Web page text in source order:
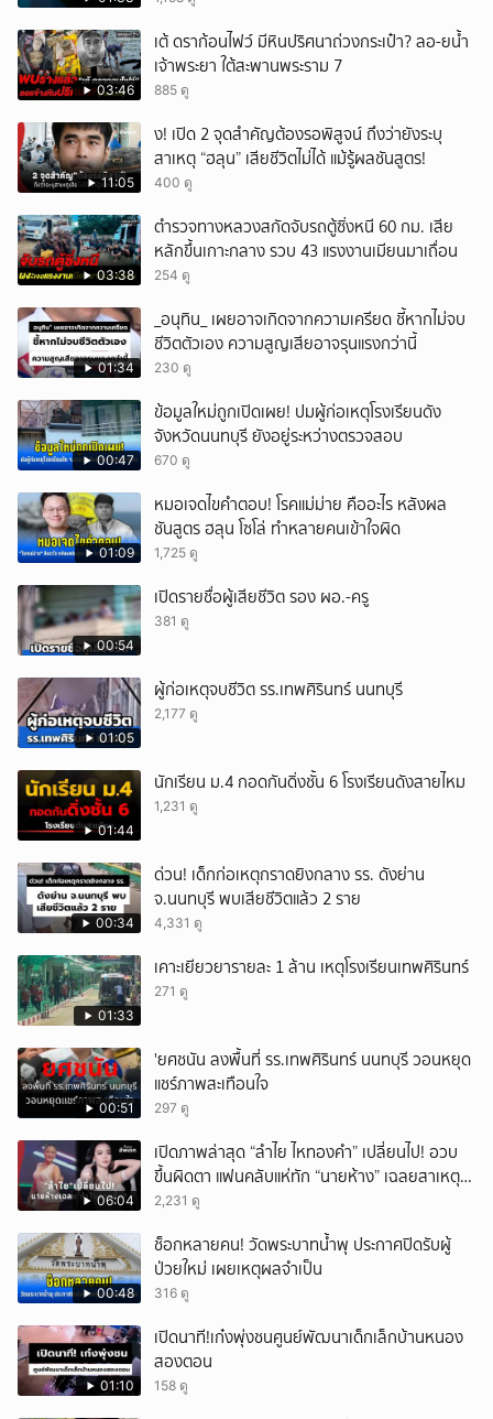
03:46
เต้ ดราก้อนไฟว์ มีหินปริศนาถ่วงกระเป๋า? ลอ-ยน้ำ
เจ้าพระยา ใต้สะพานพระราม 7
885 ดู
11:05
ึ้ง! เปิด 2 จุดสำคัญต้องรอพิสูจน์ ถึงว่ายังระบุ
สาเหตุ “ฮลุน” เสียชีวิตไม่ได้ แม้รู้ผลชันสูตร!
400 ดู
03:38
ตำรวจทางหลวงสกัดจับรถตู้ซิ่งหนี 60 กม. เสีย
หลักขึ้นเกาะกลาง รวบ 43 แรงงานเมียนมาเถื่อน
254 ดู
01:34
_อนุทิน_ เผยอาจเกิดจากความเครียด ชี้หากไม่จบ
ชีวิตตัวเอง ความสูญเสียอาจรุนแรงกว่านี้
230 ดู
00:47
ข้อมูลใหม่ถูกเปิดเผย! ปมผู้ก่อเหตุโรงเรียนดัง
จังหวัดนนทบุรี ยังอยู่ระหว่างตรวจสอบ
670 ดู
01:09
หมอเจดไขคำตอบ! โรคแม่ม่าย คืออะไร หลังผล
ชันสูตร ฮลุน โซโล่ ทำหลายคนเข้าใจผิด
1,725 ดู
00:54
เปิดรายชื่อผู้เสียชีวิต รอง ผอ.-ครู
381 ดู
01:05
ผู้ก่อเหตุจบชีวิต รร.เทพศิรินทร์ นนทบุรี
2,177 ดู
01:44
นักเรียน ม.4 กอดกันดิ่งชั้น 6 โรงเรียนดังสายไหม
1,231 ดู
00:34
ด่วน! เด็กก่อเหตุกราดยิงกลาง รร. ดังย่าน
จ.นนทบุรี พบเสียชีวิตแล้ว 2 ราย
4,331 ดู
01:33
เคาะเยียวยารายละ 1 ล้าน เหตุโรงเรียนเทพศิรินทร์
271 ดู
00:51
'ยศชนัน ลงพื้นที่ รร.เทพศิรินทร์ นนทบุรี วอนหยุด
แชร์ภาพสะเทือนใจ
297 ดู
06:04
เปิดภาพล่าสุด “ลำไย ไหทองคำ” เปลี่ยนไป! อวบ
ขึ้นผิดตา แฟนคลับแห่ทัก “นายห้าง” เฉลยสาเหตุ
ชัด!
2,231 ดู
00:48
ช็อกหลายคน! วัดพระบาทน้ำพุ ประกาศปิดรับผู้
ป่วยใหม่ เผยเหตุผลจำเป็น
316 ดู
01:10
เปิดนาที!เก๋งพุ่งชนศูนย์พัฒนาเด็กเล็กบ้านหนอง
สองตอน
158 ดู